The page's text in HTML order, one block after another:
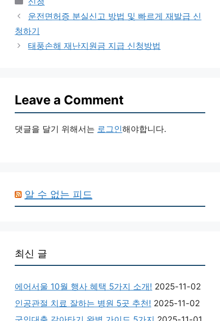
운전면허증 분실신고 방법 및 빠르게 재발급 신
청하기
태풍손해 재난지원금 지급 신청방법
Leave a Comment
댓글을 달기 위해서는 로그인해야합니다.
알 수 없는 피드
최신 글
에어서울 10월 행사 혜택 5가지 소개! 2025-11-02
인공관절 치료 잘하는 병원 5곳 추천! 2025-11-02